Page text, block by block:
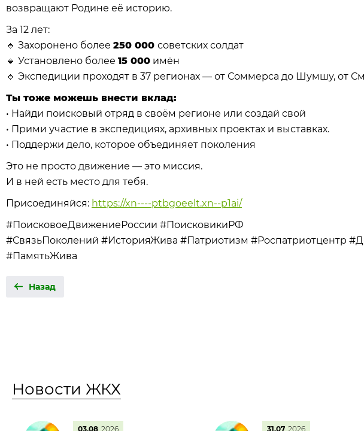
возвращают Родине её историю.
За 12 лет:
🔹 Захоронено более 250 000 советских солдат
🔹 Установлено более 15 000 имён
🔹 Экспедиции проходят в 37 регионах — от Соммерса до Шумшу, от
Ты тоже можешь внести вклад:
• Найди поисковый отряд в своём регионе или создай свой
• Прими участие в экспедициях, архивных проектах и выставках.
• Поддержи дело, которое объединяет поколения
Это не просто движение — это миссия.
И в ней есть место для тебя.
Присоединяйся: https://xn----ptbgoeelt.xn--p1ai/
#ПоисковоеДвижениеРоссии #ПоисковикиРФ
#СвязьПоколений #ИсторияЖива #Патриотизм #Роспатриотцентр
#ПамятьЖива
Назад
Новости ЖКХ
03.08 2026 31.07 2026